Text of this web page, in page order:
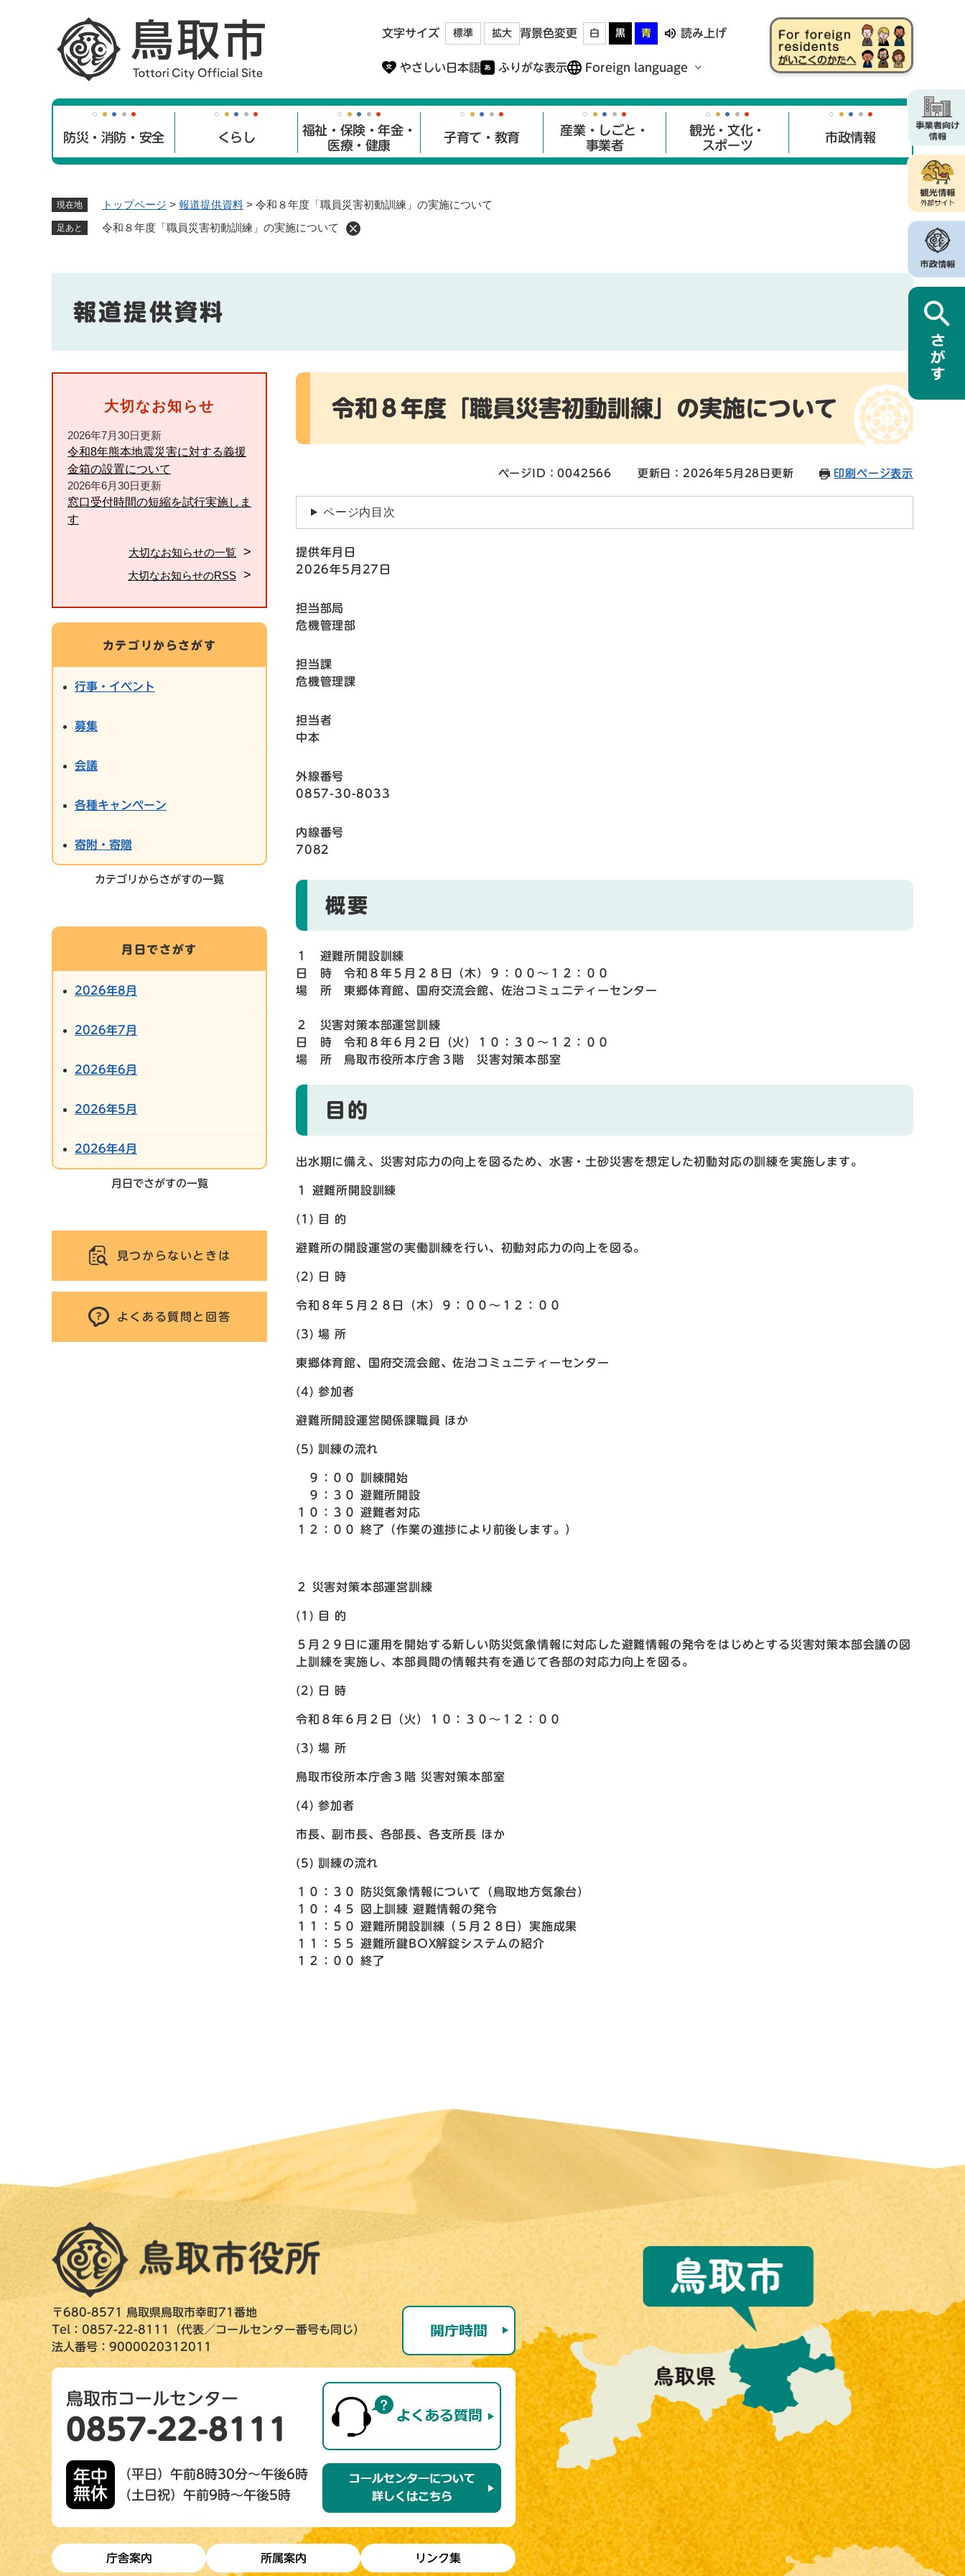
文字サイズ 標準 拡大 背景色変更 白 黒 青 読み上げ
やさしい日本語 ふりがな表示 Foreign language
防災・消防・安全 くらし
福祉・保険・年金・
医療・健康
子育て・教育
産業・しごと・
事業者
観光・文化・
スポーツ
市政情報
現在地 トップページ > 報道提供資料 > 令和８年度「職員災害初動訓練」の実施について
足あと 令和８年度「職員災害初動訓練」の実施について
報道提供資料
本
令和８年度「職員災害初動訓練」の実施について
ページID：0042566 更新日：2026年5月28日更新 印刷ページ表示
ページ内目次
提供年月日
2026年5月27日
担当部局
危機管理部
担当課
危機管理課
担当者
中本
外線番号
0857-30-8033
内線番号
7082
概要
１ 避難所開設訓練
日 時 令和８年５月２８日（木）９：００～１２：００
場 所 東郷体育館、国府交流会館、佐治コミュニティーセンター
２ 災害対策本部運営訓練
日 時 令和８年６月２日（火）１０：３０～１２：００
場 所 鳥取市役所本庁舎３階 災害対策本部室
目的
出水期に備え、災害対応力の向上を図るため、水害・土砂災害を想定した初動対応の訓練を実施します。
１ 避難所開設訓練
(1) 目 的
避難所の開設運営の実働訓練を行い、初動対応力の向上を図る。
(2) 日 時
令和８年５月２８日（木）９：００～１２：００
(3) 場 所
東郷体育館、国府交流会館、佐治コミュニティーセンター
(4) 参加者
避難所開設運営関係課職員 ほか
(5) 訓練の流れ
９：００ 訓練開始
９：３０ 避難所開設
１０：３０ 避難者対応
１２：００ 終了（作業の進捗により前後します。）
２ 災害対策本部運営訓練
(1) 目 的
５月２９日に運用を開始する新しい防災気象情報に対応した避難情報の発令をはじめとする災害対策本部会議の図
上訓練を実施し、本部員間の情報共有を通じて各部の対応力向上を図る。
(2) 日 時
令和８年６月２日（火）１０：３０～１２：００
(3) 場 所
鳥取市役所本庁舎３階 災害対策本部室
(4) 参加者
市長、副市長、各部長、各支所長 ほか
(5) 訓練の流れ
１０：３０ 防災気象情報について（鳥取地方気象台）
１０：４５ 図上訓練 避難情報の発令
１１：５０ 避難所開設訓練（５月２８日）実施成果
１１：５５ 避難所鍵BOX解錠システムの紹介
１２：００ 終了
大切なお知らせ
2026年7月30日更新
令和8年熊本地震災害に対する義援
金箱の設置について
2026年6月30日更新
窓口受付時間の短縮を試行実施しま
す
大切なお知らせの一覧
大切なお知らせのRSS
カテゴリからさがす
行事・イベント
募集
会議
各種キャンペーン
寄附・寄贈
カテゴリからさがすの一覧
月日でさがす
2026年8月
2026年7月
2026年6月
2026年5月
2026年4月
月日でさがすの一覧
見つからないときは
よくある質問と回答
〒680-8571 鳥取県鳥取市幸町71番地
Tel：0857-22-8111（代表／コールセンター番号も同じ）
法人番号：9000020312011
鳥取市コールセンター
0857-22-8111
年中
無休
（平日）午前8時30分～午後6時
（土日祝）午前9時～午後5時
庁舎案内 所属案内 リンク集